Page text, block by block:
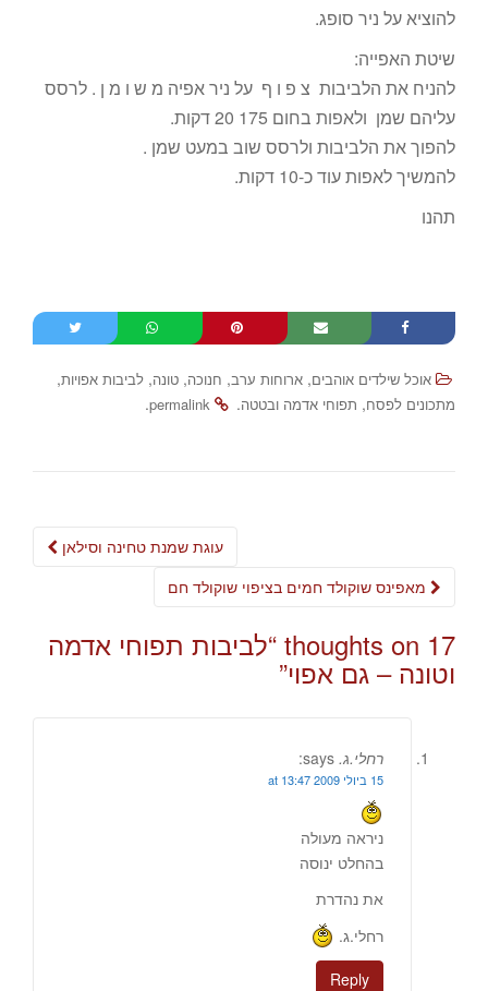
להוציא על ניר סופג.
שיטת האפייה:
להניח את הלביבות צ פ ו ף על ניר אפיה מ ש ו מ ן . לרסס
עליהם שמן ולאפות בחום 175 20 דקות.
להפוך את הלביבות ולרסס שוב במעט שמן .
להמשיך לאפות עוד כ-10 דקות.
תהנו
אוכל שילדים אוהבים, ארוחות ערב, חנוכה, טונה, לביבות אפויות,
מתכונים לפסח, תפוחי אדמה ובטטה.
permalink
.
Post
navigation
עוגת שמנת טחינה וסילאן
17 thoughts on “ לביבות תפוחי אדמה
וטונה – גם אפוי”
רחלי.ג. says:
15 ביולי 2009 at 13:47
ניראה מעולה
בהחלט ינוסה
את נהדרת
רחלי.ג.
Reply